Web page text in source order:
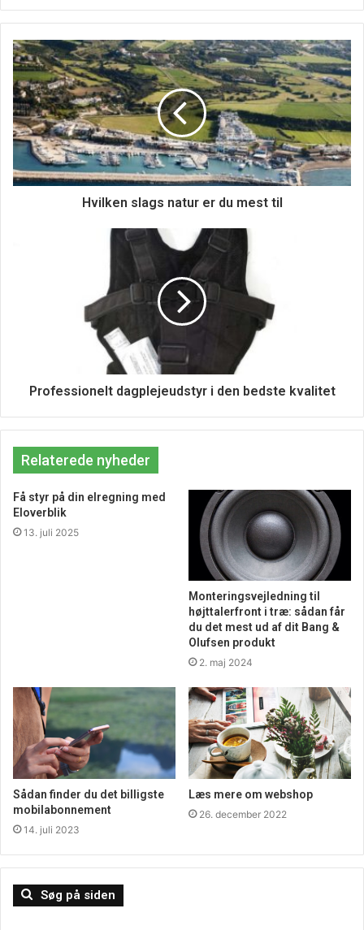
bekvemt for dig selv og handle online? På internettet
findes der i dag så mange spændende webshops, som har
specialiseret sig inden for hobbyartikler, og du kan derfor
få så at sige alt mellem himmel og jord derinde ved at
sætte dig ved din pc. Endnu en fordel er det naturligvis
også, at priserne på såvel stort og småt i disse shops, som
regel er væsentligt lavere end de er i almindelige, fysiske
forretninger. Perler, lædersnore, vedhæng, låse og meget
meget mere findes i så store mængder, at du ikke kan
er, at du kan shoppe online 24 timer i døgnet!
Hvilken slags natur er du mest til
Professionelt dagplejeudstyr i den bedste kvalitet
Relaterede nyheder
Få styr på din elregning med
Eloverblik
13. juli 2025
Monteringsvejledning til
højttalerfront i træ: sådan får
du det mest ud af dit Bang &
Olufsen produkt
2. maj 2024
Sådan finder du det billigste
mobilabonnement
14. juli 2023
Læs mere om webshop
26. december 2022
Søg på siden